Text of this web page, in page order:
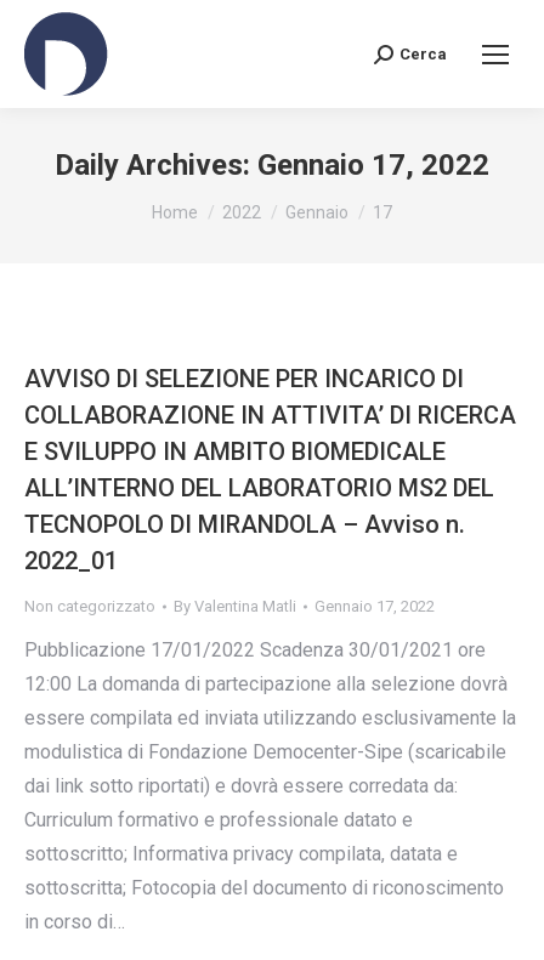
Search:
Cerca
Daily Archives: Gennaio 17, 2022
You are here:
Home 2022 Gennaio 17
AVVISO DI SELEZIONE PER INCARICO DI
COLLABORAZIONE IN ATTIVITA’ DI RICERCA
E SVILUPPO IN AMBITO BIOMEDICALE
ALL’INTERNO DEL LABORATORIO MS2 DEL
TECNOPOLO DI MIRANDOLA – Avviso n.
2022_01
Non categorizzato By Valentina Matli Gennaio 17, 2022
Pubblicazione 17/01/2022 Scadenza 30/01/2021 ore
12:00 La domanda di partecipazione alla selezione dovrà
essere compilata ed inviata utilizzando esclusivamente la
modulistica di Fondazione Democenter-Sipe (scaricabile
dai link sotto riportati) e dovrà essere corredata da:
Curriculum formativo e professionale datato e
sottoscritto; Informativa privacy compilata, datata e
sottoscritta; Fotocopia del documento di riconoscimento
in corso di…